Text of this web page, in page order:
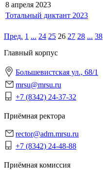
8 апреля 2023
Тотальный диктант 2023
Пред. 1 ... 24 25 26 27 28 ... 38
Главный корпус
Большевистская ул., 68/1
mrsu@mrsu.ru
+7 (8342) 24-37-32
Приёмная ректора
rector@adm.mrsu.ru
+7 (8342) 24-48-88
Приёмная комиссия